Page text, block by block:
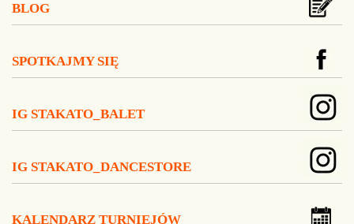
BLOG
SPOTKAJMY SIĘ
IG STAKATO_BALET
IG STAKATO_DANCESTORE
KALENDARZ TURNIEJÓW